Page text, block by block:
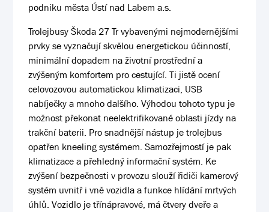
podniku města Ústí nad Labem a.s.
Trolejbusy Škoda 27 Tr vybavenými nejmodernějšími
prvky se vyznačují skvělou energetickou účinností,
minimální dopadem na životní prostřední a
zvýšeným komfortem pro cestující. Ti jistě ocení
celovozovou automatickou klimatizaci, USB
nabíječky a mnoho dalšího. Výhodou tohoto typu je
možnost překonat neelektrifikované oblasti jízdy na
trakční baterii. Pro snadnější nástup je trolejbus
opatřen kneeling systémem. Samozřejmostí je pak
klimatizace a přehledný informační systém. Ke
zvýšení bezpečnosti v provozu slouží řidiči kamerový
systém uvnitř i vně vozidla a funkce hlídání mrtvých
úhlů. Vozidlo je třínápravové, má čtvery dveře a